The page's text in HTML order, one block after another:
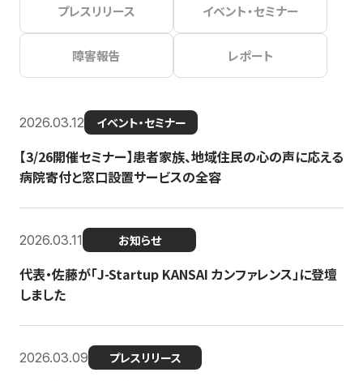
プレスリリース イベント・セミナー
障害報告 レポート
2026.03.12 イベント・セミナー
【3/26開催セミナー】患者家族、地域住民の心の声に応える
病院寄付と窓口設置サービスの全容
2026.03.11 お知らせ
代表・佐藤が「J-Startup KANSAI カンファレンス」に登壇
しました
2026.03.09 プレスリリース